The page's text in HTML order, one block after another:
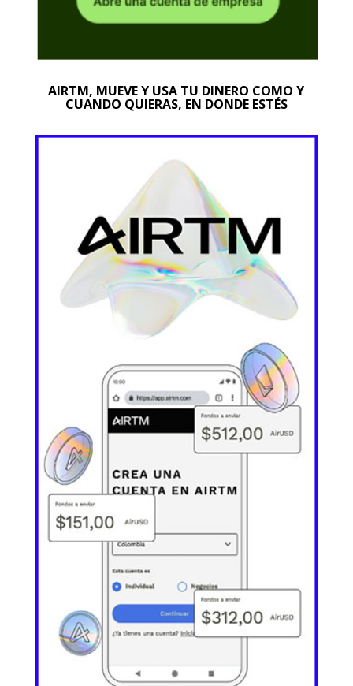
AIRTM, MUEVE Y USA TU DINERO COMO Y
CUANDO QUIERAS, EN DONDE ESTÉS